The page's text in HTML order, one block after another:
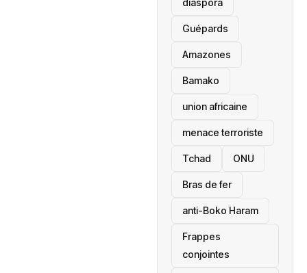
Guépards
Amazones
Bamako
union africaine
menace terroriste
‎Tchad ONU
Bras de fer
anti-Boko Haram
Frappes
conjointes